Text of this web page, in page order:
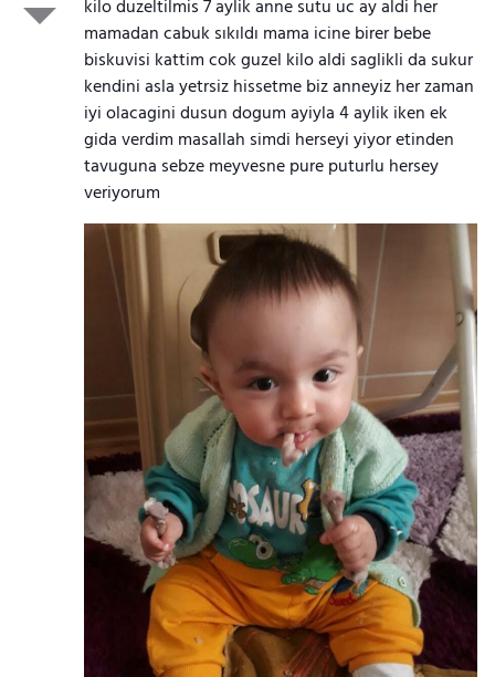
kilo duzeltilmis 7 aylik anne sutu uc ay aldi her
mamadan cabuk sıkıldı mama icine birer bebe
biskuvisi kattim cok guzel kilo aldi saglikli da sukur
kendini asla yetrsiz hissetme biz anneyiz her zaman
iyi olacagini dusun dogum ayiyla 4 aylik iken ek
gida verdim masallah simdi herseyi yiyor etinden
tavuguna sebze meyvesne pure puturlu hersey
veriyorum